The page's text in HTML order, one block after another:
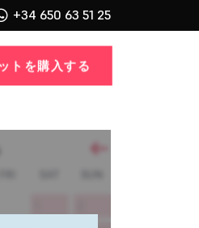
+34 650 63 51 25
トを購入する